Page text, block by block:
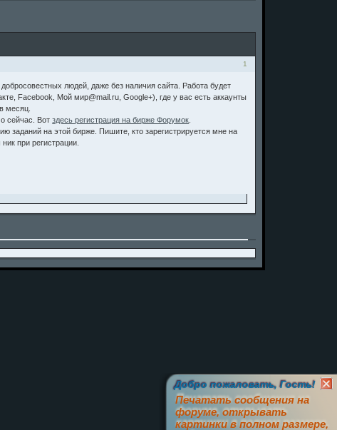
1
людей, даже без наличия сайта. Работа будет
Facebook, Мой мир@mail.ru, Google+), где у вас есть аккаунты
месяц.
сейчас. Вотздесь регистрация на бирже Форумок
заданий на этой бирже. Пишите, кто зарегистрируется мне на
при регистрации.
Добро пожаловать, Гость!
Печатать сообщения на
форуме, открывать
картинки в полном размере,